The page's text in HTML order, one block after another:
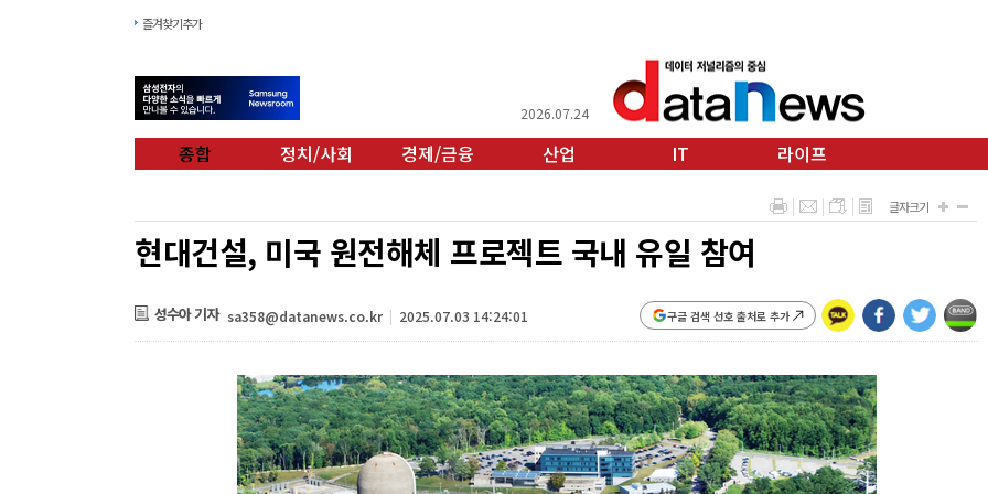
즐겨찾기추가
2026.07.24
종합 정치/사회 경제/금융 산업 IT 라이프
현대건설, 미국 원전해체 프로젝트 국내 유일 참여
구글 검색 선호 출처로 추가
성수아 기자 sa358@datanews.co.kr | 2025.07.03 14:24:01
글자크기